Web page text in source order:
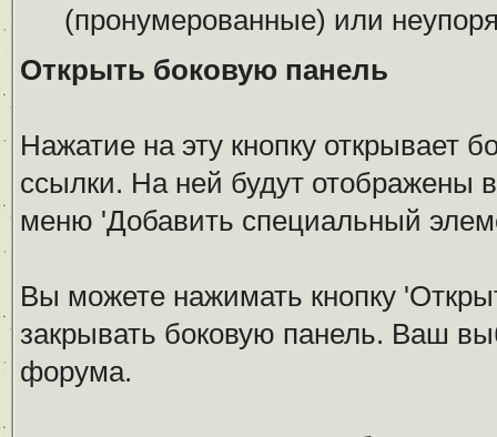
(пронумерованные) или
Открыть боковую панель
Нажатие на эту кнопку открывает
ссылки. На ней будут отображены
меню 'Добавить специальный
Вы можете нажимать кнопку
закрывать боковую панель. Ваш
форума.